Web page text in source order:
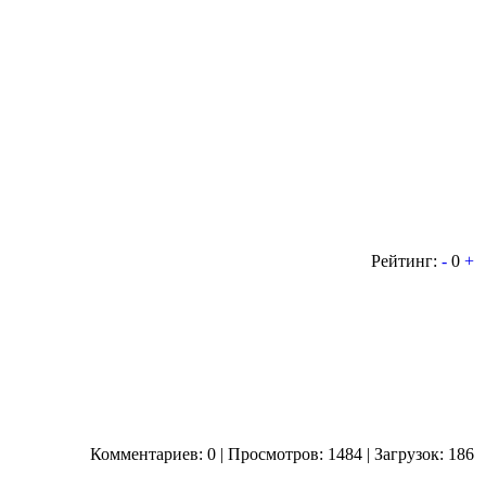
Рейтинг: - 0 +
Комментариев: 0 | Просмотров: 1484 | Загрузок: 186